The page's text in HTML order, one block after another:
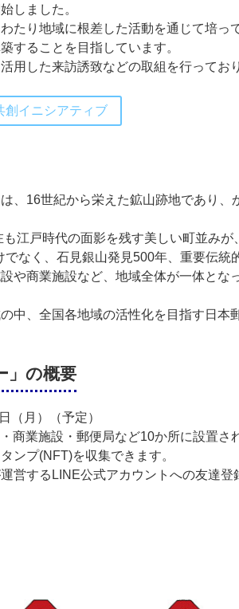
しました。
たり地域に根差した活動を通じて培っ
することを目指しています。
用した来訪誘致などの取組を行ってお
創イニシアティブ
、16世紀から栄えた鉱山跡地であり、
江戸時代の面影を残す美しい町並みが
なく、石見銀山発見500年、重要伝統
や商業施設など、地域全体が一体とな
中、全国各地域の活性化を目指す日本
」の概要
（月）（予定）
商業施設・郵便局など10か所に設置さ
ンプ(NFT)を収集できます。
営するLINE公式アカウントへの友達登